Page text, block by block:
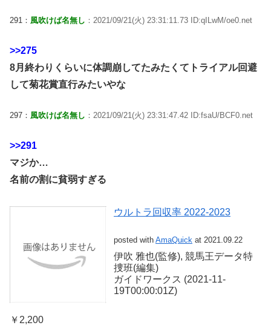
291： 風吹けば名無し ：2021/09/21(火) 23:31:11.73 ID:qILwM/oe0.net
>>275
8月終わりくらいに体調崩してたみたくてトライアル回避
して菊花賞直行みたいやな
297： 風吹けば名無し ：2021/09/21(火) 23:31:47.42 ID:fsaU/BCF0.net
>>291
マジか…
名前の割に貧弱すぎる
ウルトラ回収率 2022-2023
posted with AmaQuick at 2021.09.22
伊吹 雅也(監修), 競馬王データ特
捜班(編集)
ガイドワークス (2021-11-
19T00:00:01Z)
￥2,200